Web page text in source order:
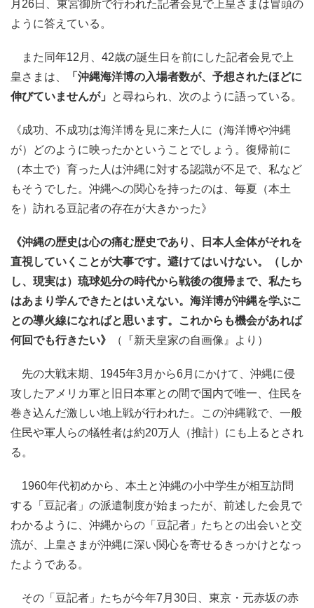
月26日、東宮御所で行われた記者会見で上皇さまは冒頭の
ように答えている。
また同年12月、42歳の誕生日を前にした記者会見で上
皇さまは、
「沖縄海洋博の入場者数が、予想されたほどに
伸びていませんが」
と尋ねられ、次のように語っている。
《成功、不成功は海洋博を見に来た人に（海洋博や沖縄
が）どのように映ったかということでしょう。復帰前に
（本土で）育った人は沖縄に対する認識が不足で、私など
もそうでした。沖縄への関心を持ったのは、毎夏（本土
を）訪れる豆記者の存在が大きかった》
《沖縄の歴史は心の痛む歴史であり、日本人全体がそれを
直視していくことが大事です。避けてはいけない。（しか
し、現実は）琉球処分の時代から戦後の復帰まで、私たち
はあまり学んできたとはいえない。海洋博が沖縄を学ぶこ
との導火線になればと思います。これからも機会があれば
何回でも行きたい》
（『新天皇家の自画像』より）
先の大戦末期、1945年3月から6月にかけて、沖縄に侵
攻したアメリカ軍と旧日本軍との間で国内で唯一、住民を
巻き込んだ激しい地上戦が行われた。この沖縄戦で、一般
住民や軍人らの犠牲者は約20万人（推計）にも上るとされ
る。
1960年代初めから、本土と沖縄の小中学生が相互訪問
する「豆記者」の派遣制度が始まったが、前述した会見で
わかるように、沖縄からの「豆記者」たちとの出会いと交
流が、上皇さまが沖縄に深い関心を寄せるきっかけとなっ
たようである。
その「豆記者」たちが今年7月30日、東京・元赤坂の赤